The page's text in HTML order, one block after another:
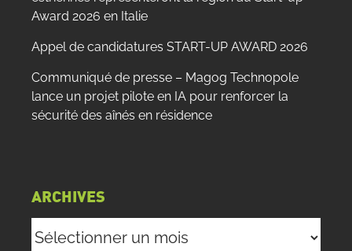
Award 2026 en Italie
Appel de candidatures START-UP AWARD 2026
Communiqué de presse – Magog Technopole
lance un projet pilote en IA pour renforcer la
sécurité des aînés en résidence
ARCHIVES